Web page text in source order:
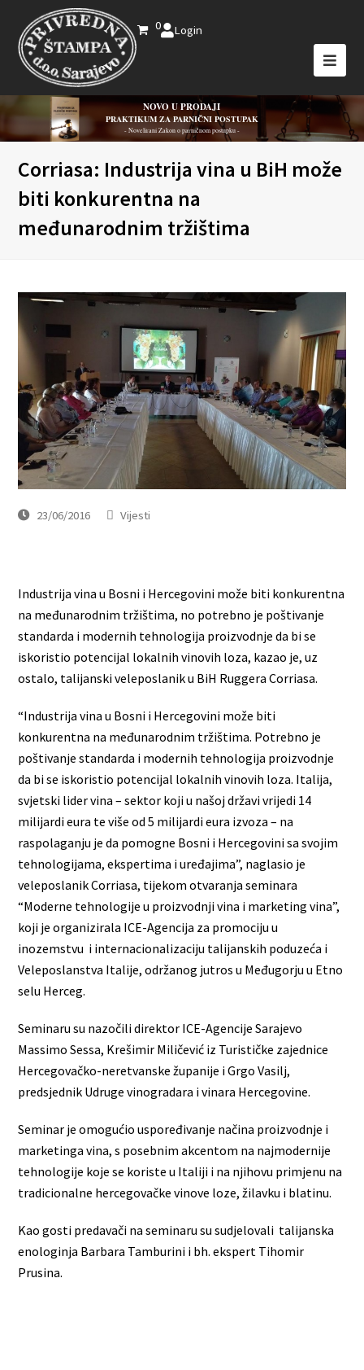
0 Login
NOVO U PRODAJI
PRAKTIKUM ZA PARNIČNI POSTUPAK
- Novelirani Zakon o parničnom postupku -
Corriasa: Industrija vina u BiH može
biti konkurentna na
međunarodnim tržištima
23/06/2016 Vijesti
Industrija vina u Bosni i Hercegovini može biti konkurentna
na međunarodnim tržištima, no potrebno je poštivanje
standarda i modernih tehnologija proizvodnje da bi se
iskoristio potencijal lokalnih vinovih loza, kazao je, uz
ostalo, talijanski veleposlanik u BiH Ruggera Corriasa.
“Industrija vina u Bosni i Hercegovini može biti
konkurentna na međunarodnim tržištima. Potrebno je
poštivanje standarda i modernih tehnologija proizvodnje
da bi se iskoristio potencijal lokalnih vinovih loza. Italija,
svjetski lider vina – sektor koji u našoj državi vrijedi 14
milijardi eura te više od 5 milijardi eura izvoza – na
raspolaganju je da pomogne Bosni i Hercegovini sa svojim
tehnologijama, ekspertima i uređajima”, naglasio je
veleposlanik Corriasa, tijekom otvaranja seminara
“Moderne tehnologije u proizvodnji vina i marketing vina”,
koji je organizirala ICE-Agencija za promociju u
inozemstvu i internacionalizaciju talijanskih poduzeća i
Veleposlanstva Italije, održanog jutros u Međugorju u Etno
selu Herceg.
Seminaru su nazočili direktor ICE-Agencije Sarajevo
Massimo Sessa, Krešimir Miličević iz Turističke zajednice
Hercegovačko-neretvanske županije i Grgo Vasilj,
predsjednik Udruge vinogradara i vinara Hercegovine.
Seminar je omogućio uspoređivanje načina proizvodnje i
marketinga vina, s posebnim akcentom na najmodernije
tehnologije koje se koriste u Italiji i na njihovu primjenu na
tradicionalne hercegovačke vinove loze, žilavku i blatinu.
Kao gosti predavači na seminaru su sudjelovali talijanska
enologinja Barbara Tamburini i bh. ekspert Tihomir
Prusina.